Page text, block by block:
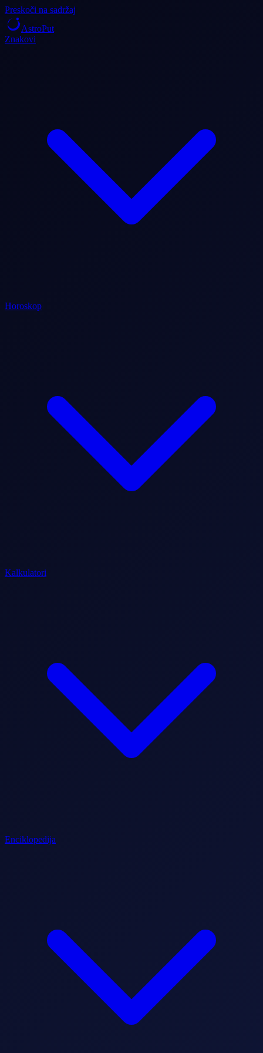
Preskoči na sadržaj
AstroPut
Znakovi
Horoskop
Kalkulatori
Enciklopedija